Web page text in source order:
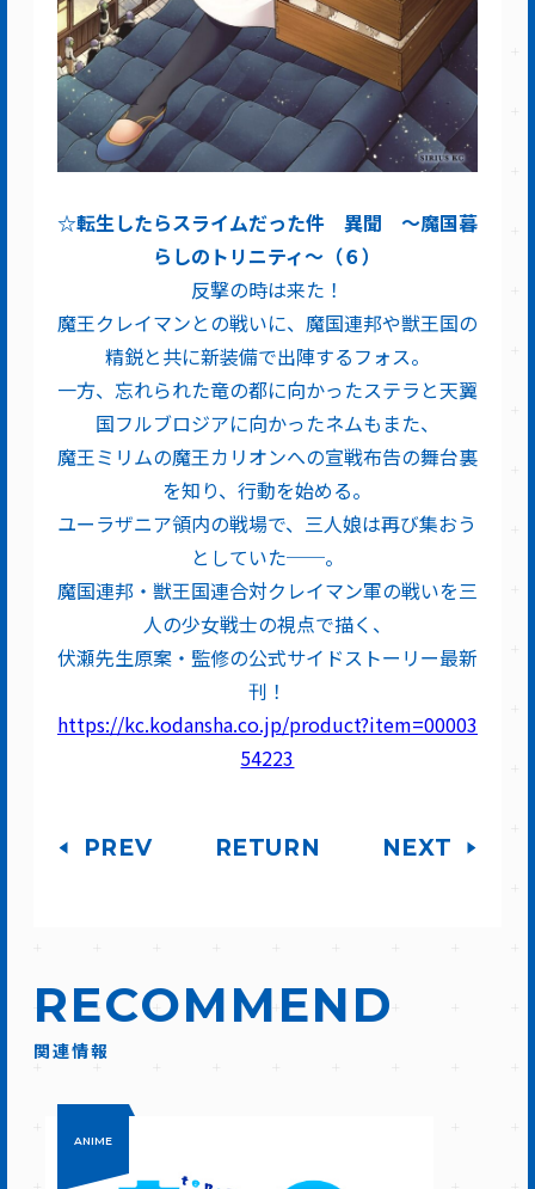
☆転生したらスライムだった件 異聞 ～魔国暮
らしのトリニティ～（６）
反撃の時は来た！
魔王クレイマンとの戦いに、魔国連邦や獣王国の
精鋭と共に新装備で出陣するフォス。
一方、忘れられた竜の都に向かったステラと天翼
国フルブロジアに向かったネムもまた、
魔王ミリムの魔王カリオンへの宣戦布告の舞台裏
を知り、行動を始める。
ユーラザニア領内の戦場で、三人娘は再び集おう
としていた──。
魔国連邦・獣王国連合対クレイマン軍の戦いを三
人の少女戦士の視点で描く、
伏瀬先生原案・監修の公式サイドストーリー最新
刊！
https://kc.kodansha.co.jp/product?item=00003
54223
PREV RETURN NEXT
RECOMMEND
関連情報
ANIME